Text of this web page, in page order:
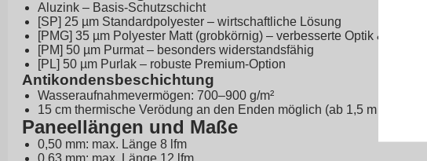
Aluzink – Basis-Schutzschicht
[SP] 25 µm Standardpolyester – wirtschaftliche Lösung
[PMG] 35 µm Polyester Matt (grobkörnig) – verbesserte Optik & Schutz
[PM] 50 µm Purmat – besonders widerstandsfähig
[PL] 50 µm Purlak – robuste Premium-Option
Antikondensbeschichtung
Wasseraufnahmevermögen: 700–900 g/m²
15 cm thermische Verödung an den Enden möglich (ab 1,5 m
Paneellängen und Maße
0,50 mm: max. Länge 8 lfm
0,63 mm: max. Länge 12 lfm